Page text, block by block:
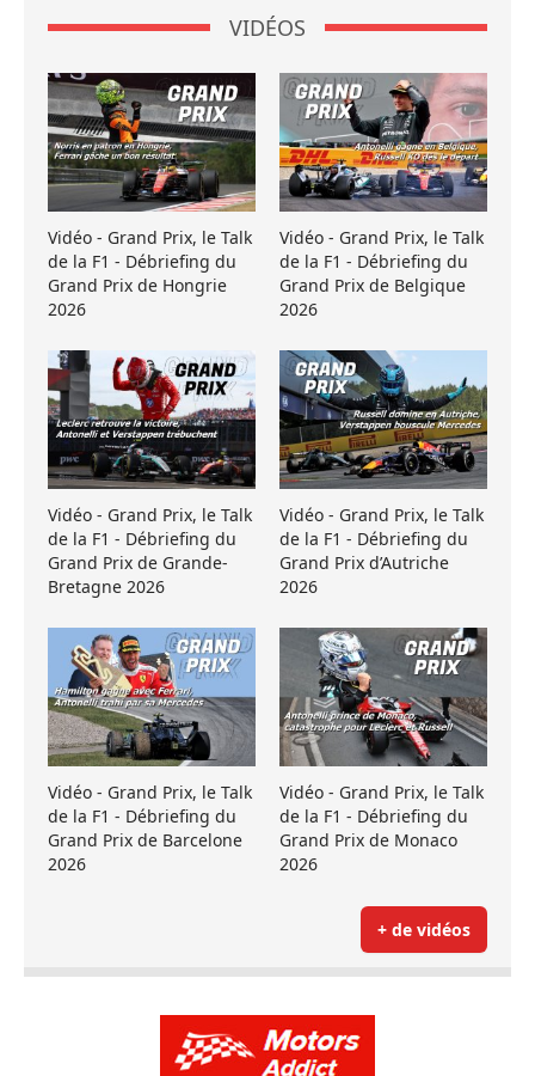
VIDÉOS
Vidéo - Grand Prix, le Talk
de la F1 - Débriefing du
Grand Prix de Hongrie
2026
Vidéo - Grand Prix, le Talk
de la F1 - Débriefing du
Grand Prix de Belgique
2026
Vidéo - Grand Prix, le Talk
de la F1 - Débriefing du
Grand Prix de Grande-
Bretagne 2026
Vidéo - Grand Prix, le Talk
de la F1 - Débriefing du
Grand Prix d’Autriche
2026
Vidéo - Grand Prix, le Talk
de la F1 - Débriefing du
Grand Prix de Barcelone
2026
Vidéo - Grand Prix, le Talk
de la F1 - Débriefing du
Grand Prix de Monaco
2026
+ de vidéos